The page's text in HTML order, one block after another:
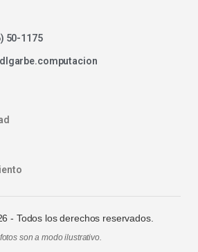
50-1175
- Todos los derechos reservados.
son a modo ilustrativo.